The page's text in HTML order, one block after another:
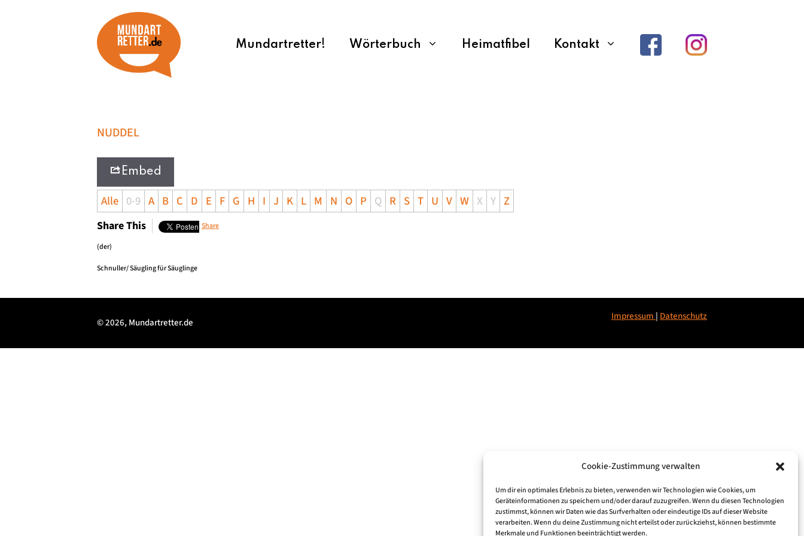
Cookie-Zustimmung verwalten
Um dir ein optimales Erlebnis zu bieten, verwenden wir Technologien wie Cookies, um
Geräteinformationen zu speichern und/oder darauf zuzugreifen. Wenn du diesen Technologien
zustimmst, können wir Daten wie das Surfverhalten oder eindeutige IDs auf dieser Website
verarbeiten. Wenn du deine Zustimmung nicht erteilst oder zurückziehst, können bestimmte
Merkmale und Funktionen beeinträchtigt werden.
Mundartretter! Wörterbuch Heimatfibel Kontakt
NUDDEL
Embed
Alle 0-9 A B C D E F G H I J K L M N O P Q R S T U V W X Y Z
Share This Share
(der)
Schnuller/ Säugling für Säuglinge
Impressum | Datenschutz
© 2026, Mundartretter.de